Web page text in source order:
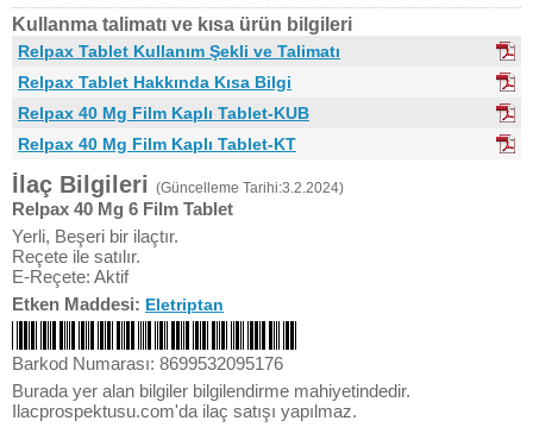
Kullanma talimatı ve kısa ürün bilgileri
Relpax Tablet Kullanım Şekli ve Talimatı
Relpax Tablet Hakkında Kısa Bilgi
Relpax 40 Mg Film Kaplı Tablet-KUB
Relpax 40 Mg Film Kaplı Tablet-KT
İlaç Bilgileri (Güncelleme Tarihi:3.2.2024)
Relpax 40 Mg 6 Film Tablet
Yerli, Beşeri bir ilaçtır.
Reçete ile satılır.
E-Reçete: Aktif
Etken Maddesi: Eletriptan
Barkod Numarası: 8699532095176
Burada yer alan bilgiler bilgilendirme mahiyetindedir.
Ilacprospektusu.com'da ilaç satışı yapılmaz.